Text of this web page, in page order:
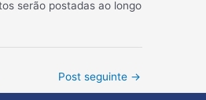
serão postadas ao longo
Post seguinte →